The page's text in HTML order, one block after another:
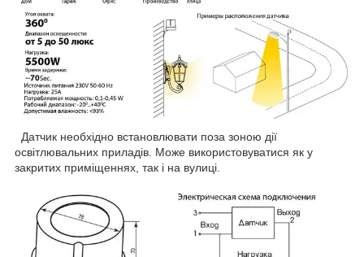
Датчик необхідно встановлювати поза зоною дії
освітлювальних приладів. Може використовуватися як у
закритих приміщеннях, так і на вулиці.